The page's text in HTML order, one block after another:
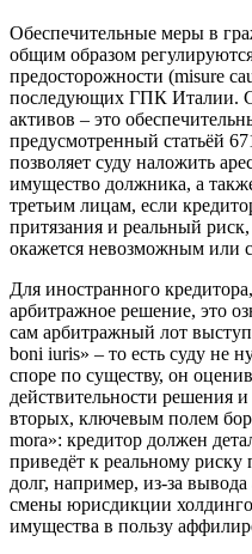
Обеспечительные меры в
общим образом
предосторожности (misure
последующих ГПК Италии.
активов – это
предусмотренный статьёй
позволяет суду наложить
имущество должника, а
третьим лицам, если
притязания и реальный
окажется невозможным или
Для иностранного
арбитражное решение, это
сам арбитражный лот
boni iuris» – то есть суду не
споре по существу, он
действительности решения
вторых, ключевым полем
mora»: кредитор должен
приведёт к реальному риску
долг, например, из-за
смены юрисдикции
имущества в пользу